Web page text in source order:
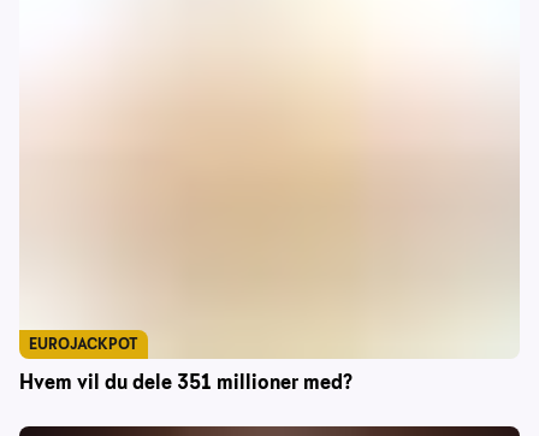
Hvem vil du dele 351 millioner med?
EUROJACKPOT